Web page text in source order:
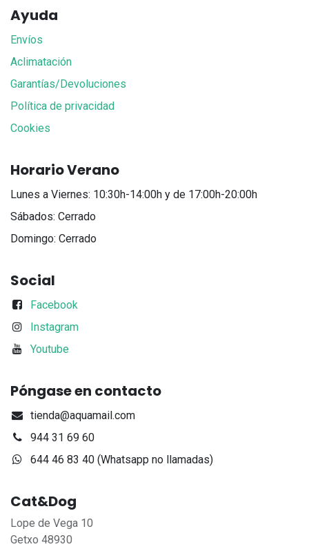
Ayuda
Envíos
Aclimatación
Garantías/Devoluciones
Política de privacidad
Cookies
Horario Verano
Lunes a Viernes: 10:30h-14:00h y de 17:00h-20:00h
Sábados: Cerrado
Domingo: Cerrado
Social
Facebook
Instagram
Youtube
Póngase en contacto
tienda@aquamail.com
944 31 69 60
644 46 83 40 (Whatsapp no llamadas)
Cat&Dog
Lope de Vega 10
Getxo 48930